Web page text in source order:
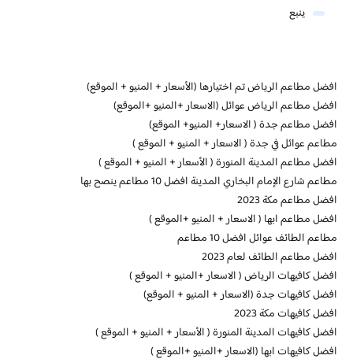
ينبع
افضل مطاعم الرياض تم اختيارها (الأسعار + المنيو + الموقع)
افضل مطاعم الرياض عوائل (الاسعار +المنيو +الموقع)
افضل مطاعم جدة ( الاسعار+ المنيو+ الموقع)
مطاعم عوائل في جدة ( الاسعار + المنيو + الموقع )
افضل مطاعم المدينة المنورة ( الأسعار + المنيو + الموقع )
مطاعم شارع الإمام البخاري المدينة افضل 10 مطاعم ينصح بها
افضل مطاعم مكة 2023
افضل مطاعم ابها ( الاسعار + المنيو +الموقع )
مطاعم الطائف عوائل افضل 10 مطاعم
افضل مطاعم الطائف لعام 2023
افضل كافيهات الرياض ( الاسعار +المنيو + الموقع )
افضل كافيهات جدة (الاسعار + المنيو + الموقع)
افضل كافيهات مكة 2023
افضل كافيهات المدينة المنورة ( الأسعار + المنيو + الموقع )
افضل كافيهات ابها (الاسعار +المنيو +الموقع )